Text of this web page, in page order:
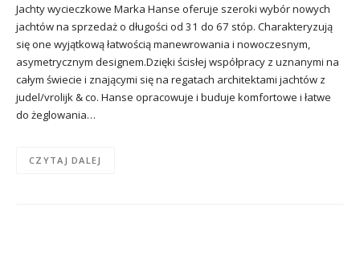
Jachty wycieczkowe Marka Hanse oferuje szeroki wybór nowych
jachtów na sprzedaż o długości od 31 do 67 stóp. Charakteryzują
się one wyjątkową łatwością manewrowania i nowoczesnym,
asymetrycznym designem.Dzięki ścisłej współpracy z uznanymi na
całym świecie i znającymi się na regatach architektami jachtów z
judel/vrolijk & co. Hanse opracowuje i buduje komfortowe i łatwe
do żeglowania…
CZYTAJ DALEJ